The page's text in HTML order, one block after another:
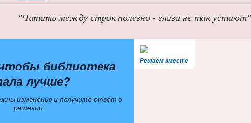
"Читать между строк полезно - глаза не так устают"
Решаем вместе
библиотека
лучше?
изменения и получите ответ о
решении